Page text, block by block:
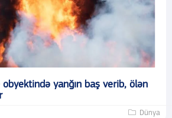
obyektində yanğın baş verib, ölən
Dünya